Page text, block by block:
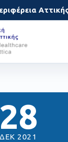
28
ΔΕΚ 2021